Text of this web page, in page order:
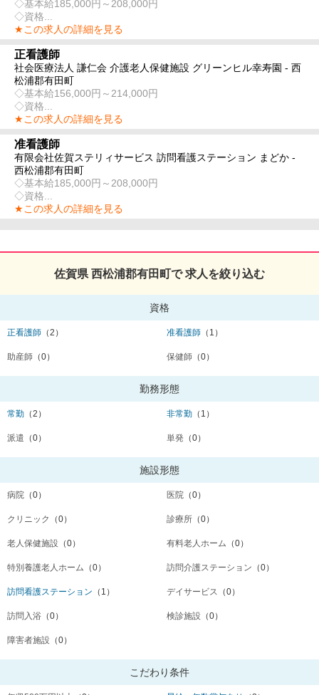
◇基本給185,000円～208,000円
◇資格...
★この求人の詳細を見る
正看護師
社会医療法人 謙仁会 介護老人保健施設 グリーンヒル幸寿園 - 西
松浦郡有田町
◇基本給156,000円～214,000円
◇資格...
★この求人の詳細を見る
准看護師
有限会社佐賀ステリィサービス 訪問看護ステーション まどか -
西松浦郡有田町
◇基本給185,000円～208,000円
◇資格...
★この求人の詳細を見る
佐賀県 西松浦郡有田町で 求人を絞り込む
資格
正看護師 （2） 准看護師 （1）
助産師 （0） 保健師 （0）
勤務形態
常勤 （2） 非常勤 （1）
派遣 （0） 単発 （0）
施設形態
病院 （0） 医院 （0）
クリニック （0） 診療所 （0）
老人保健施設 （0） 有料老人ホーム （0）
特別養護老人ホーム （0） 訪問介護ステーション （0）
訪問看護ステーション （1） デイサービス （0）
訪問入浴 （0） 検診施設 （0）
障害者施設 （0）
こだわり条件